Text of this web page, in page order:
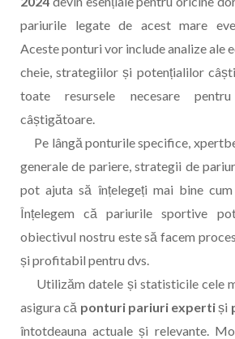
pariurile legate de acest mare
Aceste ponturi vor include analize ale
cheie, strategiilor și potențialilor
toate resursele necesare
câștigătoare.
Pe lângă ponturile specifice,
generale de pariere, strategii de
pot ajuta să înțelegeți mai bine
Înțelegem că pariurile sportive
obiectivul nostru este să facem
și profitabil pentru dvs.
Utilizăm datele și statisticile cele
asigura că ponturi pariuri expertiși
întotdeauna actuale și relevante.